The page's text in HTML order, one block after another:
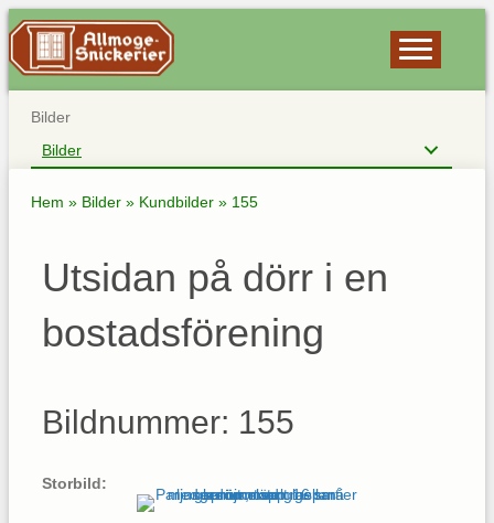
Bilder
Bilder
Hem » Bilder » Kundbilder » 155
Utsidan på dörr i en
bostadsförening
Bildnummer: 155
Storbild: